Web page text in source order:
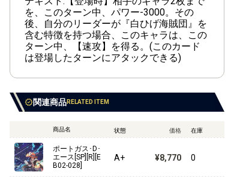
【ST-22】エース&ニューゲート
【ST-21】ギア5
【ST-20】黄 シャーロット・カタクリ
【ST-18】紫 モンキー・D・ルフィ
【ST-16】緑 ウタ
【ST-15】赤 エドワード・ニューゲート
を、このターン中、パワー-3000。その
後、自分のリーダーが『白ひげ海賊団』を
含む特徴を持つ場合、このキャラは、この
ターン中、【速攻】を得る。(このカード
は登場したターンにアタックできる)
関連商品RELATED ITEM
商品名 状態 価格 在庫
ポートガス･D･
エース[SP][R][E
B02-028]
A+ ¥8,770 0